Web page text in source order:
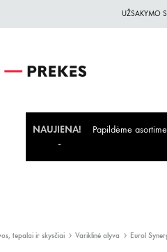
UŽSAKYMO
NAUJIENA!
Papildėme
tepalai ir skysčiai Variklinė alyva Eurol